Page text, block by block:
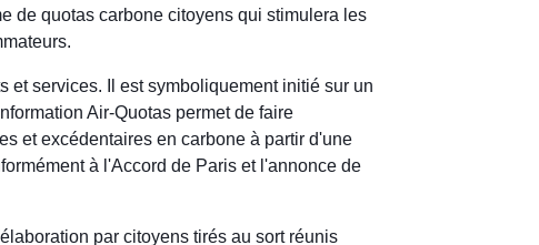
de quotas carbone citoyens qui stimulera les
et services. Il est symboliquement initié sur un
Air-Quotas permet de faire
et excédentaires en carbone à partir d'une
à l'Accord de Paris et l'annonce de
par citoyens tirés au sort réunis